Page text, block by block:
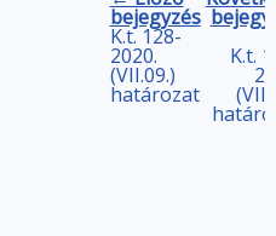
bejegyzés
K.t. 128-
2020.
(VII.09.)
határozat
K.t.